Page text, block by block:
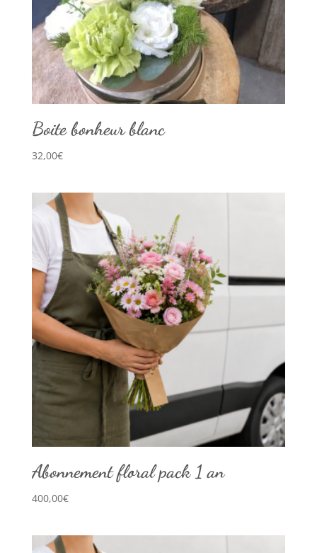
Boite bonheur blanc
32,00€
Abonnement floral pack 1 an
400,00€